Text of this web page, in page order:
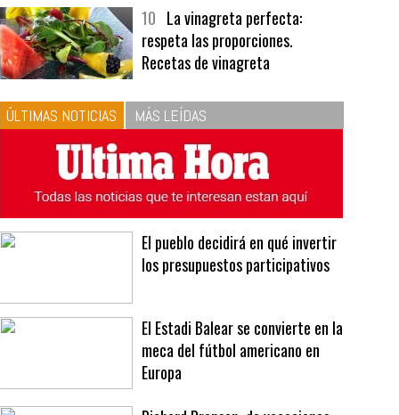
bavarois, tres recetas de premio |
Recetas y menús
respeta las proporciones.
Recetas de vinagreta
ÚLTIMAS NOTICIAS MÁS LEÍDAS
los presupuestos participativos